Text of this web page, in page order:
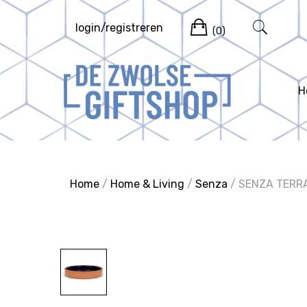
Ga
inhoud
login/registreren (0)
Home / Home & Living / Senza / SENZA